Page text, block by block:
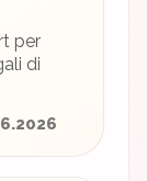
per
di